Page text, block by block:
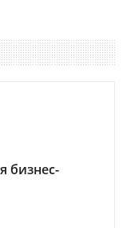
бизнес-